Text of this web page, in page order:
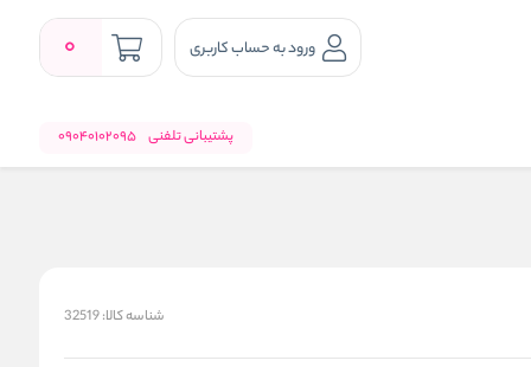
ورود به حساب کاربری 0
پشتیبانی تلفنی 09040102095
شناسه کالا:32519